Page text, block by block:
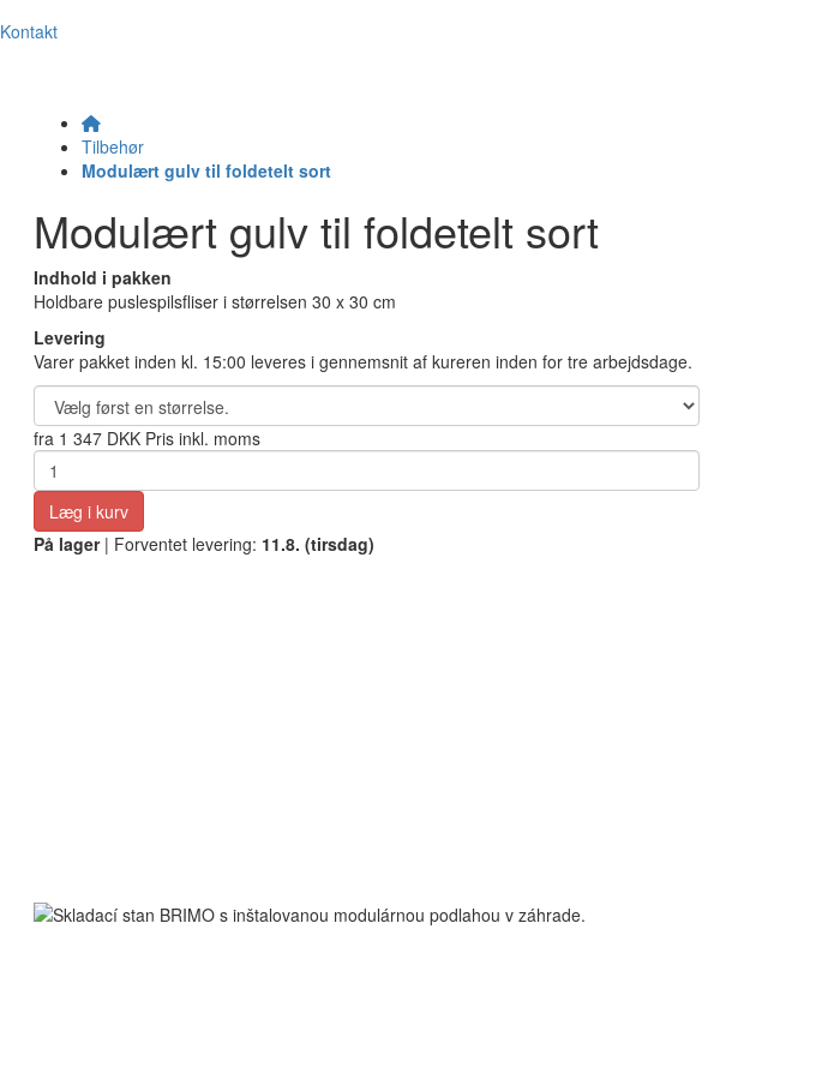
Kontakt
Tilbehør
Modulært gulv til foldetelt sort
Modulært gulv til foldetelt sort
Indhold i pakken
Holdbare puslespilsfliser i størrelsen 30 x 30 cm
Levering
Varer pakket inden kl. 15:00 leveres i gennemsnit af kureren inden for tre arbejdsdage.
fra 1 347 DKK Pris inkl. moms
Læg i kurv
På lager | Forventet levering: 11.8. (tirsdag)